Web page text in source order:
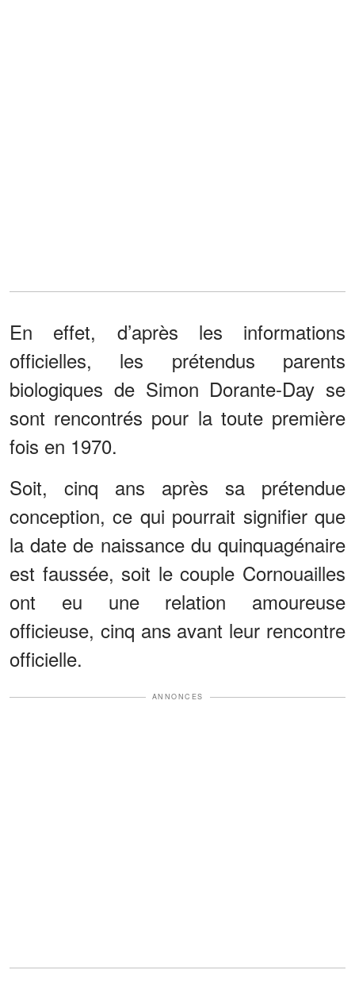
En effet, d’après les informations
officielles, les prétendus parents
biologiques de Simon Dorante-Day se
sont rencontrés pour la toute première
fois en 1970.
Soit, cinq ans après sa prétendue
conception, ce qui pourrait signifier que
la date de naissance du quinquagénaire
est faussée, soit le couple Cornouailles
ont eu une relation amoureuse
officieuse, cinq ans avant leur rencontre
officielle.
ANNONCES